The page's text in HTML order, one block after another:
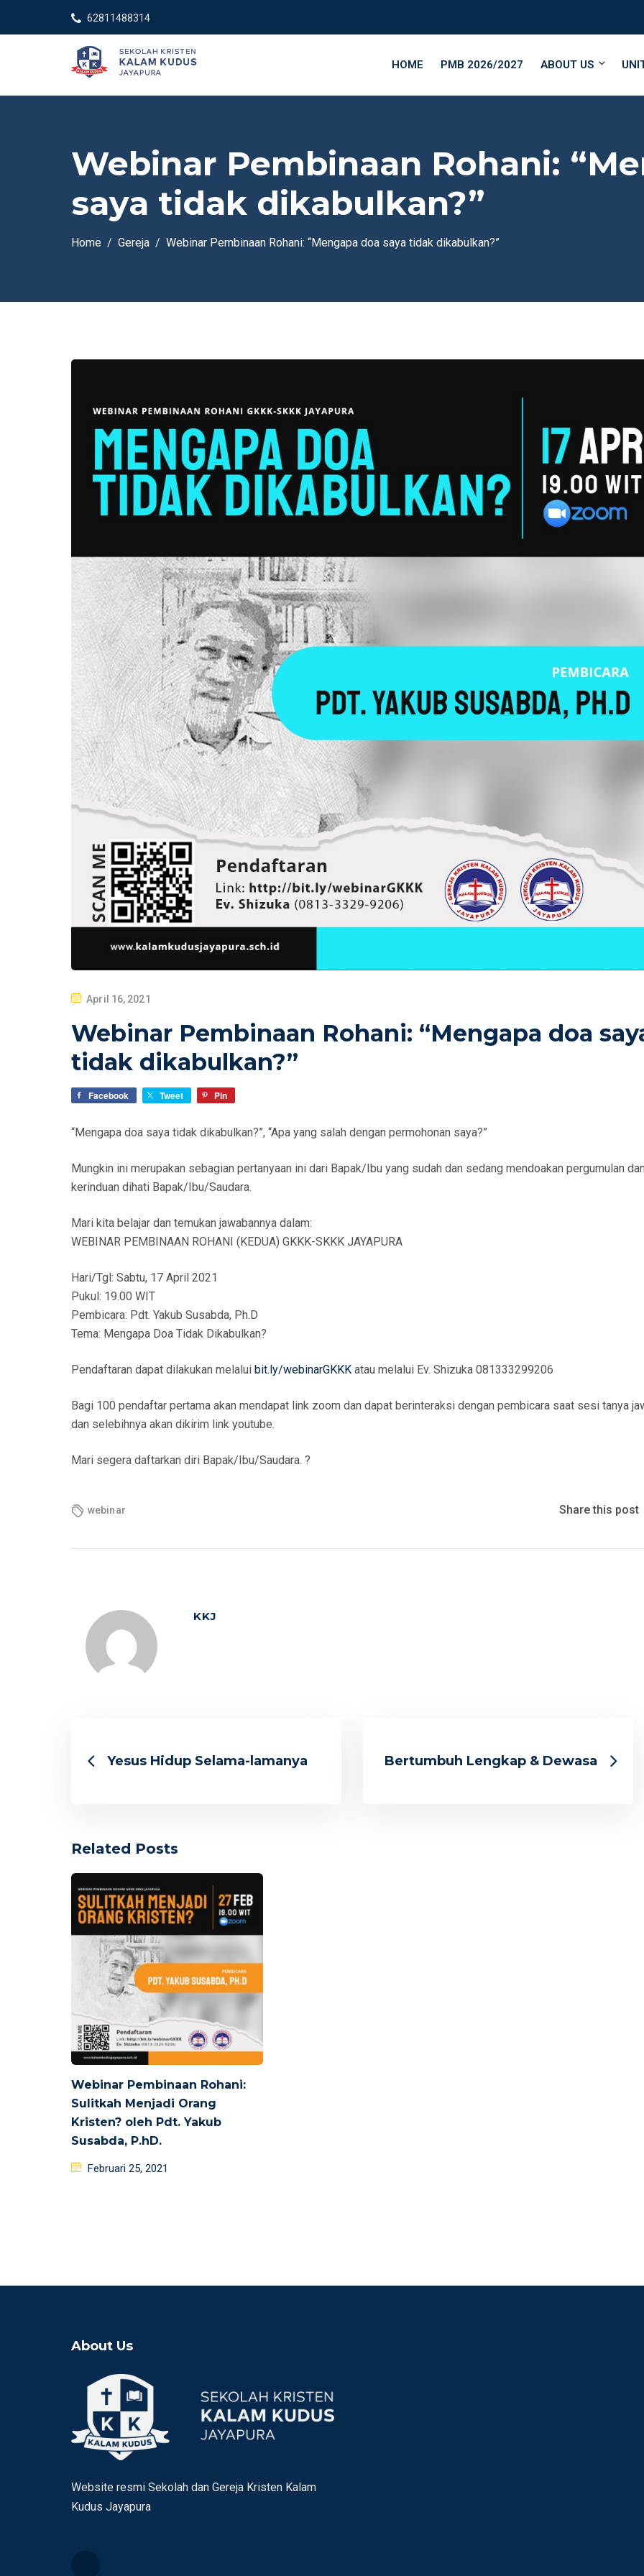
62811488314
HOME PMB 2026/2027 ABOUT US
Webinar Pembinaan Rohani:
saya tidak dikabulkan?”
Home Gereja Webinar Pembinaan Rohani: “Mengapa doa saya tidak dikabulkan?”
P
S
T
E
D
N
April 16, 2021
Webinar Pembinaan Rohani: “Mengapa doa
tidak dikabulkan?”
Facebook Tweet Pin
“Mengapa doa saya tidak dikabulkan?”, “Apa yang salah dengan permohonan saya?”
Mungkin ini merupakan sebagian pertanyaan ini dari Bapak/Ibu yang sudah dan sedang mendoakan pergumulan
kerinduan dihati Bapak/Ibu/Saudara.
Mari kita belajar dan temukan jawabannya dalam:
WEBINAR PEMBINAAN ROHANI (KEDUA) GKKK-SKKK JAYAPURA
Hari/Tgl: Sabtu, 17 April 2021
Pukul: 19.00 WIT
Pembicara: Pdt. Yakub Susabda, Ph.D
Tema: Mengapa Doa Tidak Dikabulkan?
Pendaftaran dapat dilakukan melalui bit.ly/webinarGKKK atau melalui Ev. Shizuka 081333299206
Bagi 100 pendaftar pertama akan mendapat link zoom dan dapat berinteraksi dengan pembicara saat sesi tanya
dan selebihnya akan dikirim link youtube.
Mari segera daftarkan diri Bapak/Ibu/Saudara. ?
webinar Share this post
KKJ
Yesus Hidup Selama-lamanya Bertumbuh Lengkap & Dewasa
Related Posts
Webinar Pembinaan Rohani:
Sulitkah Menjadi Orang
Kristen? oleh Pdt. Yakub
Susabda, P.hD.
Posted
Februari 25, 2021
About Us
Website resmi Sekolah dan Gereja Kristen Kalam
Kudus Jayapura